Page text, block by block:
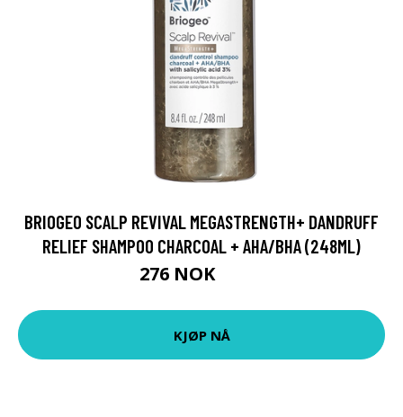
BRIOGEO SCALP REVIVAL MEGASTRENGTH+ DANDRUFF
RELIEF SHAMPOO CHARCOAL + AHA/BHA (248ML)
276 NOK
KJØP NÅ